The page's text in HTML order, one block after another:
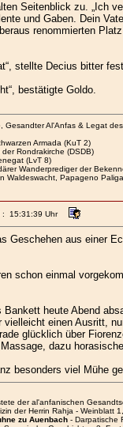
Seitenblick zu. „Ich
und Gaben. Dein
renommierten
stellte Decius bitter
bestätigte Goldo.
Gesandter Al'Anfas & Legat
Armada (KuT 2)
Rondrakirche (DSDB)
(LvT 8)
Wanderprediger der
Waldeswacht, Papageno
: 15:31:39 Uhr
Geschehen aus einer
schon einmal
heute Abend
vielleicht einen Ausritt,
glücklich über
dazu
besonders viel Mühe
der al'anfanischen
der Herrin Rahja - Weinblatt
zu Auenbach- Darpatische